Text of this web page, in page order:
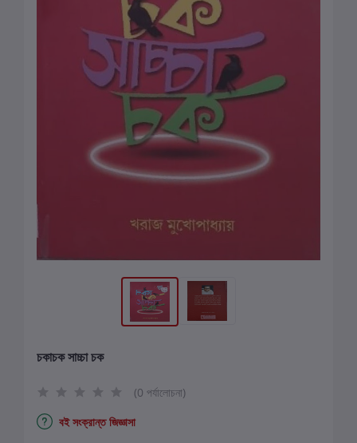
চকাচক সাচ্চা চক
(0 পর্যালোচনা)
বই সংক্রান্ত জিজ্ঞাসা